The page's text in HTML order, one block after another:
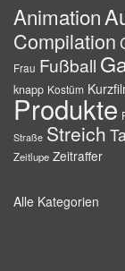
Animation
Compilation
Frau Fußball
knapp Kostüm
Produkte
Straße Streich
Zeitlupe Zeitraffer
Alle Kategorien